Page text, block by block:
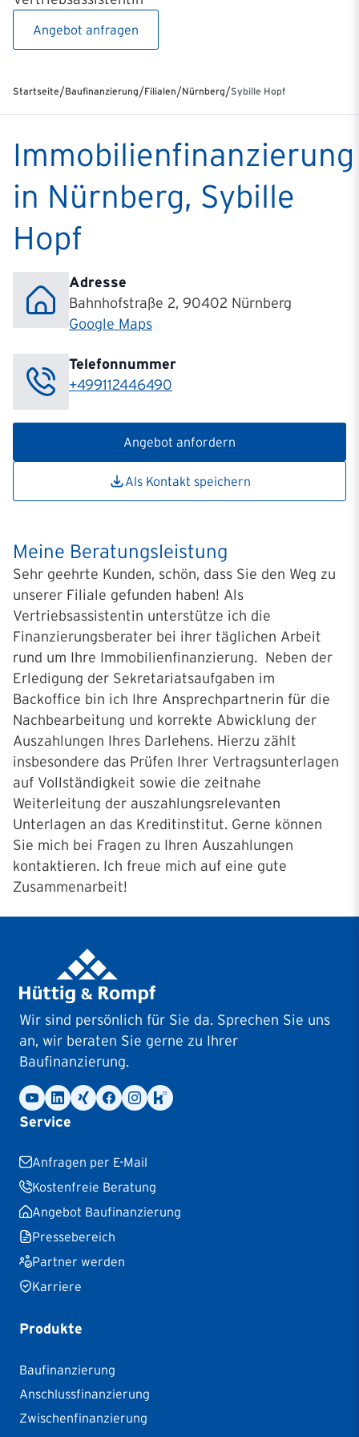
Angebot anfragen
Startseite/Baufinanzierung/Filialen/Nürnberg/Sybille Hopf
Immobilienfinanzierung
in Nürnberg, Sybille
Hopf
Adresse
Bahnhofstraße 2, 90402 Nürnberg
Google Maps
Telefonnummer
+499112446490
Angebot anfordern
Als Kontakt speichern
Meine Beratungsleistung
Sehr geehrte Kunden, schön, dass Sie den Weg zu
unserer Filiale gefunden haben! Als
Vertriebsassistentin unterstütze ich die
Finanzierungsberater bei ihrer täglichen Arbeit
rund um Ihre Immobilienfinanzierung. Neben der
Erledigung der Sekretariatsaufgaben im
Backoffice bin ich Ihre Ansprechpartnerin für die
Nachbearbeitung und korrekte Abwicklung der
Auszahlungen Ihres Darlehens. Hierzu zählt
insbesondere das Prüfen Ihrer Vertragsunterlagen
auf Vollständigkeit sowie die zeitnahe
Weiterleitung der auszahlungsrelevanten
Unterlagen an das Kreditinstitut. Gerne können
Sie mich bei Fragen zu Ihren Auszahlungen
kontaktieren. Ich freue mich auf eine gute
Zusammenarbeit!
Wir sind persönlich für Sie da. Sprechen Sie uns
an, wir beraten Sie gerne zu Ihrer
Baufinanzierung.
Service
Anfragen per E-Mail
Kostenfreie Beratung
Angebot Baufinanzierung
Pressebereich
Partner werden
Karriere
Produkte
Baufinanzierung
Anschlussfinanzierung
Zwischenfinanzierung